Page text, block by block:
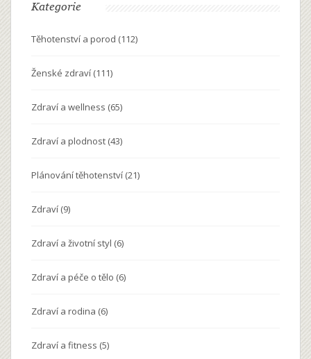
Kategorie
Těhotenství a porod (112)
Ženské zdraví (111)
Zdraví a wellness (65)
Zdraví a plodnost (43)
Plánování těhotenství (21)
Zdraví (9)
Zdraví a životní styl (6)
Zdraví a péče o tělo (6)
Zdraví a rodina (6)
Zdraví a fitness (5)